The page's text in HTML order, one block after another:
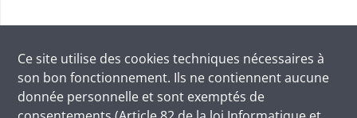
Ce site utilise des cookies techniques nécessaires à
son bon fonctionnement. Ils ne contiennent aucune
donnée personnelle et sont exemptés de